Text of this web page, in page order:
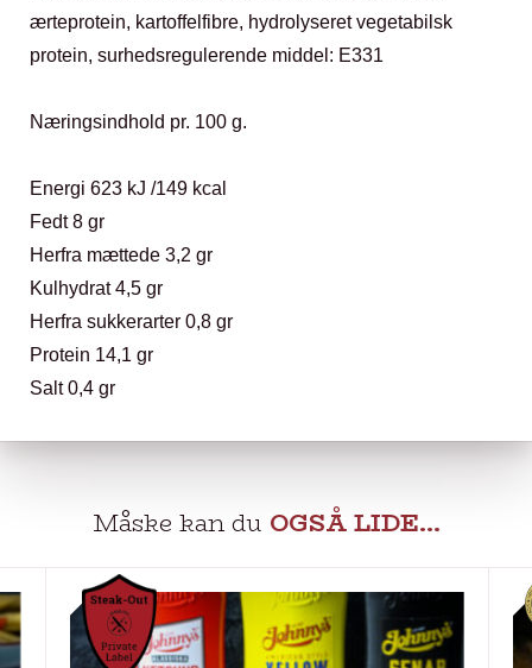
ærteprotein, kartoffelfibre, hydrolyseret vegetabilsk
protein, surhedsregulerende middel: E331
Næringsindhold pr. 100 g.
Energi 623 kJ /149 kcal
Fedt 8 gr
Herfra mættede 3,2 gr
Kulhydrat 4,5 gr
Herfra sukkerarter 0,8 gr
Protein 14,1 gr
Salt 0,4 gr
Måske kan du OGSÅ LIDE…